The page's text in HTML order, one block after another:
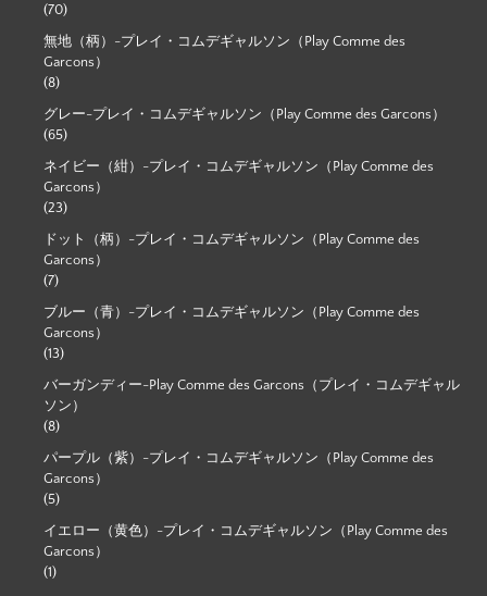
(70)
無地（柄）-プレイ・コムデギャルソン（Play Comme des
Garcons）
(8)
グレー-プレイ・コムデギャルソン（Play Comme des Garcons）
(65)
ネイビー（紺）-プレイ・コムデギャルソン（Play Comme des
Garcons）
(23)
ドット（柄）-プレイ・コムデギャルソン（Play Comme des
Garcons）
(7)
ブルー（青）-プレイ・コムデギャルソン（Play Comme des
Garcons）
(13)
バーガンディー-Play Comme des Garcons（プレイ・コムデギャル
ソン）
(8)
パープル（紫）-プレイ・コムデギャルソン（Play Comme des
Garcons）
(5)
イエロー（黄色）-プレイ・コムデギャルソン（Play Comme des
Garcons）
(1)